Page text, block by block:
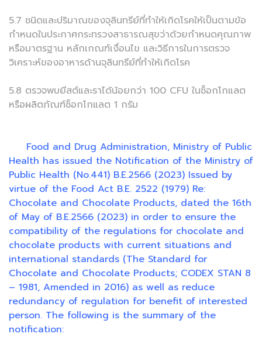
5.7 ชนิดและปริมาณของจุลินทรีย์ที่ทำให้เกิดโรคให้เป็นตามข้อ
กำหนดในประกาศกระทรวงสาธารณสุขว่าด้วยกําหนดคุณภาพ
หรือมาตรฐาน หลักเกณฑ์เงื่อนไข และวิธีการในการตรวจ
วิเคราะห์ของอาหารด้านจุลินทรีย์ที่ทำให้เกิดโรค
5.8 ตรวจพบยีสต์และราได้น้อยกว่า 100 CFU ในช็อกโกแลต
หรือผลิตภัณฑ์ช็อกโกแลต 1 กรัม
Food and Drug Administration, Ministry of Public
Health has issued the Notification of the Ministry of
Public Health (No.441) B.E.2566 (2023) Issued by
virtue of the Food Act B.E. 2522 (1979) Re:
Chocolate and Chocolate Products, dated the 16th
of May of B.E.2566 (2023) in order to ensure the
compatibility of the regulations for chocolate and
chocolate products with current situations and
international standards (The Standard for
Chocolate and Chocolate Products; CODEX STAN 8
– 1981, Amended in 2016) as well as reduce
redundancy of regulation for benefit of interested
person. The following is the summary of the
notification: